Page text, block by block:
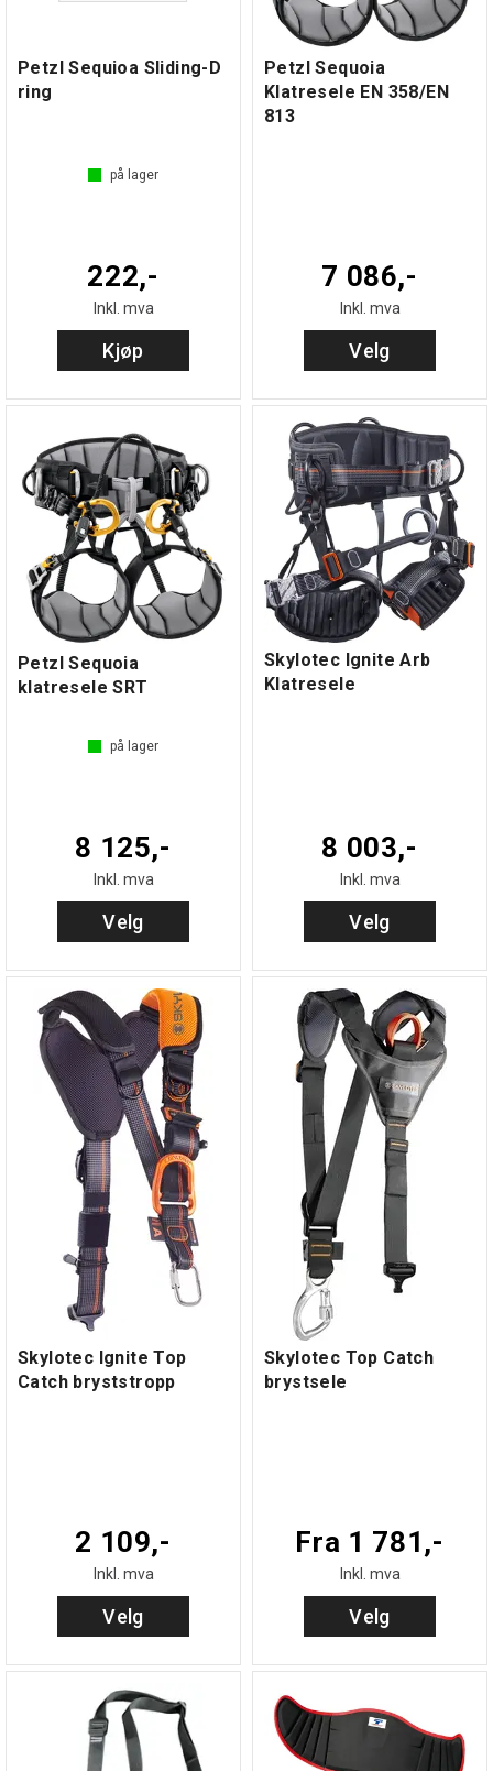
Petzl Sequioa Sliding-D
ring
på lager
222,-
Inkl. mva
Kjøp
Petzl Sequoia
Klatresele EN 358/EN
813
7 086,-
Inkl. mva
Velg
Petzl Sequoia
klatresele SRT
på lager
8 125,-
Inkl. mva
Velg
Skylotec Ignite Arb
Klatresele
8 003,-
Inkl. mva
Velg
Skylotec Ignite Top
Catch bryststropp
2 109,-
Inkl. mva
Velg
Skylotec Top Catch
brystsele
Fra 1 781,-
Inkl. mva
Velg